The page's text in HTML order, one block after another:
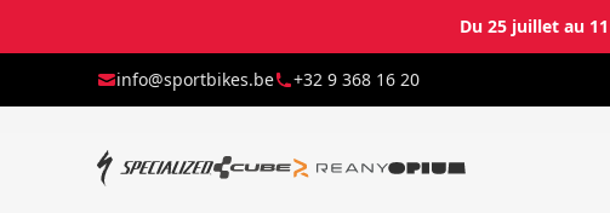
Du 25 juillet au
info@sportbikes.be +32 9 368 16 20